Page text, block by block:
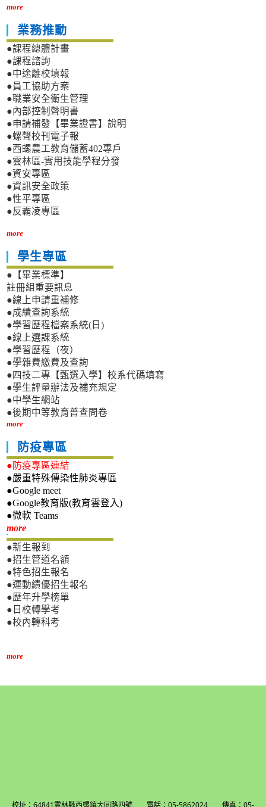
more
業務推動
●課程總體計畫
●課程諮詢
●中途離校填報
●員工協助方案
●職業安全衛生管理
●內部控制聲明書
●申請補發【畢業證書】說明
●螺聲校刊電子報
●西螺農工教育儲蓄402專戶
●雲林區-實用技能學程分發
●資安專區
●資訊安全政策
●性平專區
●反霸凌專區
more
學生專區
●【畢業標準】
註冊組重要訊息
●線上申請重補修
●成績查詢系統
●學習歷程檔案系統(日)
●線上選課系統
●學習歷程（夜）
●學雜費繳費及查詢
●四技二專【甄選入學】校系代碼填寫
●學生評量辦法及補充規定
●中學生網站
●後期中等教育普查問卷
more
防疫專區
●防疫專區連結
●嚴重特殊傳染性肺炎專區
●Google meet
●Google教育版(教育雲登入)
●微軟 Teams
more新生專區
●新生報到
●招生管道名額
●特色招生報名
●運動績優招生報名
●歷年升學榜單
●日校轉學考
●校內轉科考
more
校址：64841雲林縣西螺鎮大同路四號 電話：05-5862024 傳真：05-